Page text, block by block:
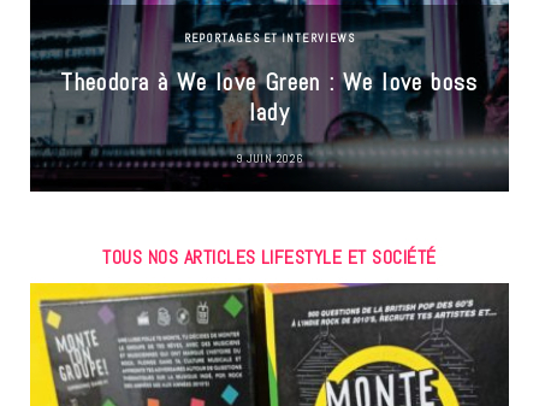
REPORTAGES ET INTERVIEWS
Theodora à We love Green : We love boss
lady
9 JUIN 2026
TOUS NOS ARTICLES LIFESTYLE ET SOCIÉTÉ